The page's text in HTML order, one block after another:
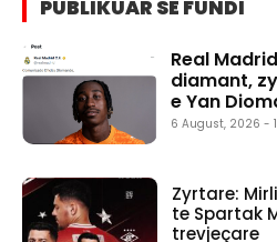
PUBLIKUAR SË FUNDI
Real
diamant,
e Yan
6 August, 2026 -
Zyrtare:
te Spartak
trevjeçare